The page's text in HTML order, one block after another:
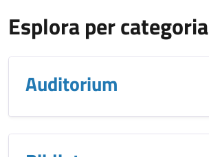
Esplora per categoria
Auditorium